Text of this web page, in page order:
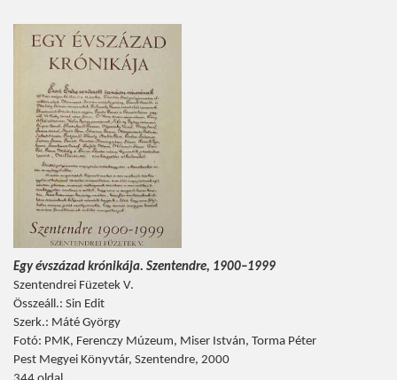
Egy évszázad krónikája. Szentendre, 1900–1999
Szentendrei Füzetek V.
Összeáll.: Sin Edit
Szerk.: Máté György
Fotó: PMK, Ferenczy Múzeum, Miser István, Torma Péter
Pest Megyei Könyvtár, Szentendre, 2000